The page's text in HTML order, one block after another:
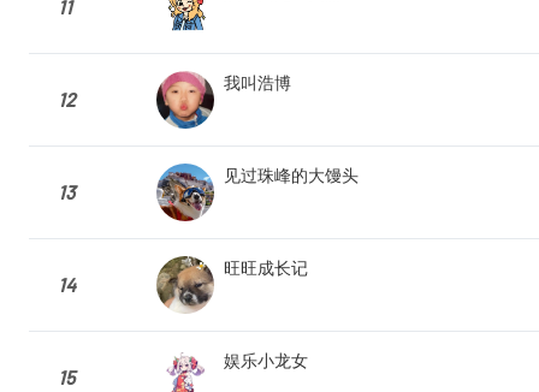
11
12
我叫浩博
13
见过珠峰的大馒头
14
旺旺成长记
15
娱乐小龙女